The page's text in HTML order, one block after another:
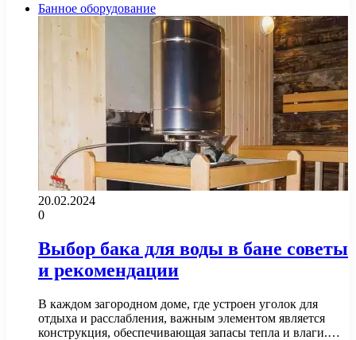
Банное оборудование
20.02.2024
0
Выбор бака для воды в бане советы
и рекомендации
В каждом загородном доме, где устроен уголок для
отдыха и расслабления, важным элементом является
конструкция, обеспечивающая запасы тепла и влаги.…